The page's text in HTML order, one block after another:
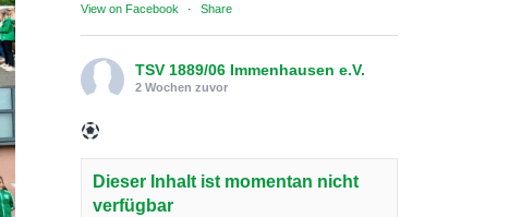
View on Facebook · Share
TSV 1889/06 Immenhausen e.V.
2 Wochen zuvor
Dieser Inhalt ist momentan nicht
verfügbar